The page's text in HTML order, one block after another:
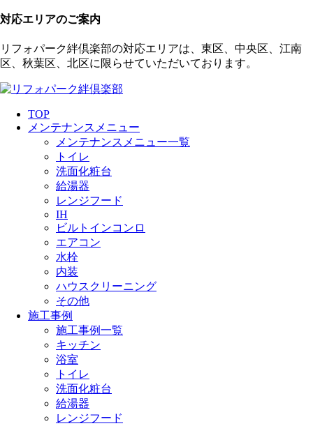
対応エリアのご案内
リフォパーク絆倶楽部の対応エリアは、東区、中央区、江南
区、秋葉区、北区に限らせていただいております。
TOP
メンテナンスメニュー
メンテナンスメニュー一覧
トイレ
洗面化粧台
給湯器
レンジフード
IH
ビルトインコンロ
エアコン
水栓
内装
ハウスクリーニング
その他
施工事例
施工事例一覧
キッチン
浴室
トイレ
洗面化粧台
給湯器
レンジフード